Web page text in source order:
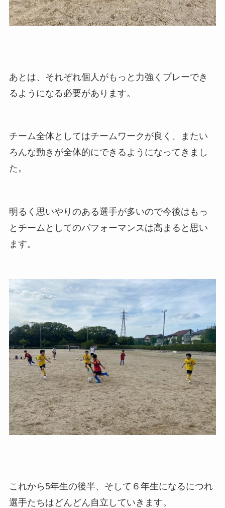
あとは、それぞれ個人がもっと力強くプレーでき
るようになる必要があります。
チーム全体としてはチームワークが良く、またい
ろんな動きが全体的にできるようになってきまし
た。
明るく思いやりのある選手が多いので今後はもっ
とチームとしてのパフォーマンスは高まると思い
ます。
これから5年生の後半、そして６年生になるにつれ
選手たちはどんどん自立していきます。